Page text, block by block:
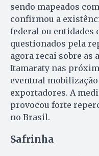
sendo mapeados
confirmou a
federal ou entidades
questionados pela
agora recai sobre as
Itamaraty nas
eventual
exportadores. A
provocou forte
no Brasil.
Safrinha